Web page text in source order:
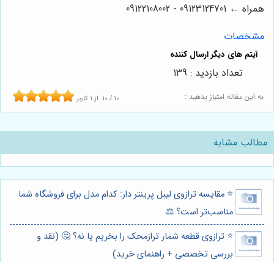
همراه ← 09123124701 - 09122108002
مشخصات
به این مقاله امتیاز بدهید : 10 / 10 از 1 کاربر
تعداد بازدید : 139
مطالب مشابه
⭐️ مقایسه ترازوی لیبل پرینتر دار: کدام مدل برای فروشگاه شما
مناسب‌تر است؟ ⚖️
⭐️ ترازوی قطعه شمار ترازمحک را بخریم یا نه؟ 🤔 (نقد و
بررسی تخصصی + راهنمای خرید)